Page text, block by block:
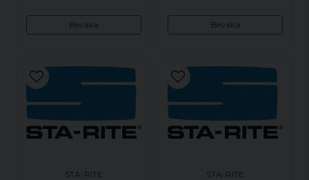
Bevaka Bevaka
STA-RITE
STA-RITE